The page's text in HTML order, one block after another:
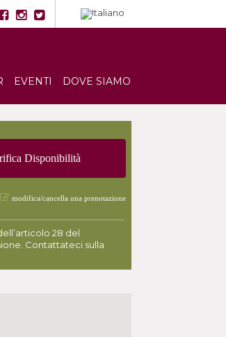
DOVE SIAMO
EVENTI
modifica/cancella una prenotazione
28 del
Contattateci sulla